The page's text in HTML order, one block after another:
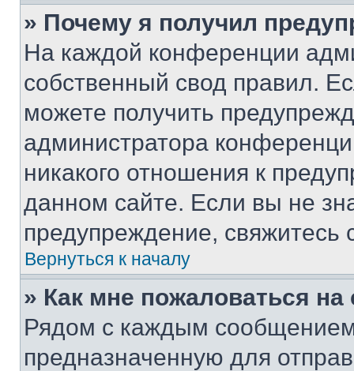
» Почему я получил
На каждой конференции
собственный свод правил.
можете получить
администратора
никакого отношения к
данном сайте. Если вы не
предупреждение,
Вернуться к началу
» Как мне пожаловаться
Рядом с каждым сообщением
предназначенную для